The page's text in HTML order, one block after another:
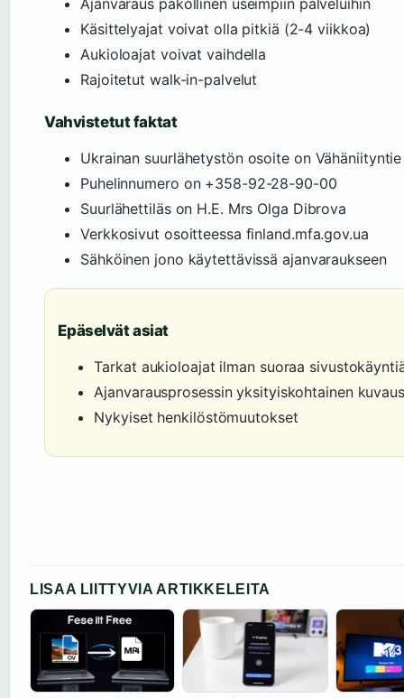
Käsittelyajat voivat olla pitkiä (2-4 viikkoa)
Aukioloajat voivat vaihdella
Rajoitetut walk-in-palvelut
Vahvistetut faktat
Ukrainan suurlähetystön osoite on
Puhelinnumero on +358-92-28-90-00
Suurlähettiläs on H.E. Mrs Olga Dibrova
Verkkosivut osoitteessa finland.mfa.gov.ua
Sähköinen jono käytettävissä ajanvaraukseen
Epäselvät asiat
Tarkat aukioloajat ilman suoraa
Ajanvarausprosessin yksityiskohtainen kuvaus
Nykyiset henkilöstömuutokset
LISAA LIITTYVIA ARTIKKELEITA